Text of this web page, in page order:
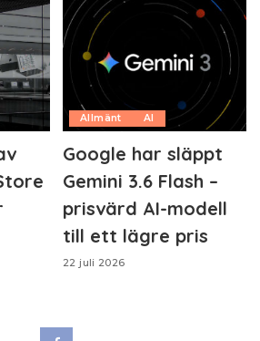
Allmänt AI
Google har släppt
Gemini 3.6 Flash –
prisvärd AI-modell
till ett lägre pris
22 juli 2026